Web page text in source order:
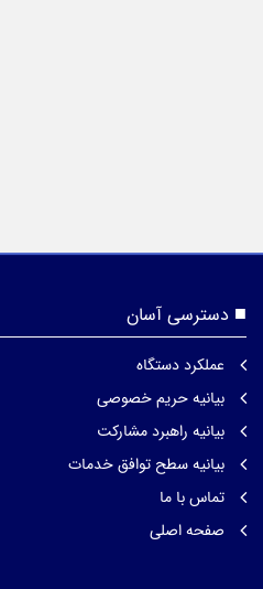
دسترسی آسان
عملکرد دستگاه
بیانیه حریم خصوصی
بیانیه راهبرد مشارکت
بیانیه سطح توافق خدمات
تماس با ما
صفحه اصلی